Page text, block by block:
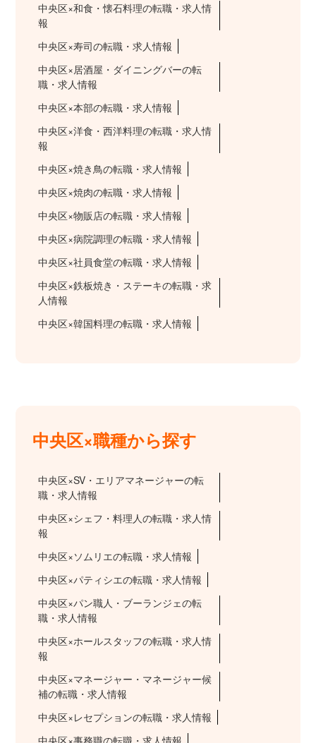
中央区×和食・懐石料理の転職・求人情
報
中央区×寿司の転職・求人情報
中央区×居酒屋・ダイニングバーの転
職・求人情報
中央区×本部の転職・求人情報
中央区×洋食・西洋料理の転職・求人情
報
中央区×焼き鳥の転職・求人情報
中央区×焼肉の転職・求人情報
中央区×物販店の転職・求人情報
中央区×病院調理の転職・求人情報
中央区×社員食堂の転職・求人情報
中央区×鉄板焼き・ステーキの転職・求
人情報
中央区×韓国料理の転職・求人情報
中央区×職種から探す
中央区×SV・エリアマネージャーの転
職・求人情報
中央区×シェフ・料理人の転職・求人情
報
中央区×ソムリエの転職・求人情報
中央区×パティシエの転職・求人情報
中央区×パン職人・ブーランジェの転
職・求人情報
中央区×ホールスタッフの転職・求人情
報
中央区×マネージャー・マネージャー候
補の転職・求人情報
中央区×レセプションの転職・求人情報
中央区×事務職の転職・求人情報